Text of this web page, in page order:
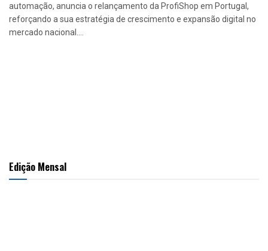
automação, anuncia o relançamento da ProfiShop em Portugal,
reforçando a sua estratégia de crescimento e expansão digital no
mercado nacional....
Edição Mensal